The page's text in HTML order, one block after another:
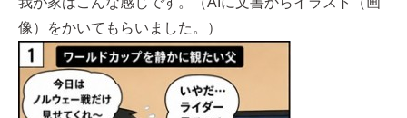
像）をかいてもらいました。）